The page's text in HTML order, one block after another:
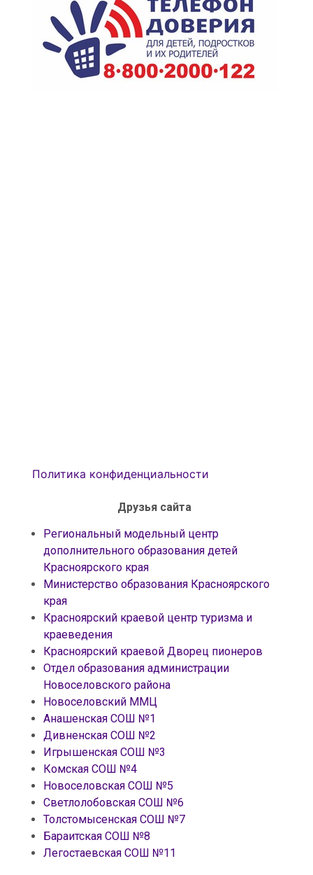
Политика конфиденциальности
Друзья сайта
Региональный модельный центр
дополнительного образования детей
Красноярского края
Министерство образования Красноярского
края
Красноярский краевой центр туризма и
краеведения
Красноярский краевой Дворец пионеров
Отдел образования администрации
Новоселовского района
Новоселовский ММЦ
Анашенская СОШ №1
Дивненская СОШ №2
Игрышенская СОШ №3
Комская СОШ №4
Новоселовская СОШ №5
Светлолобовская СОШ №6
Толстомысенская СОШ №7
Бараитская СОШ №8
Легостаевская СОШ №11